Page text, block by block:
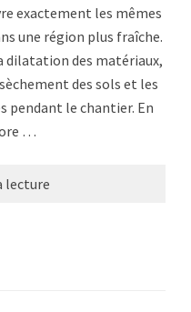
exactement les mêmes
une région plus fraîche.
dilatation des matériaux,
des sols et les
pendant le chantier. En
…
lecture